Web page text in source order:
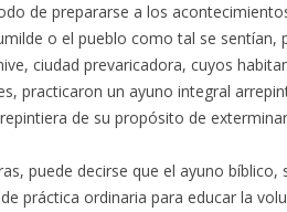
de prepararse a los
o el pueblo como tal se sentían,
ciudad prevaricadora, cuyos
practicaron un ayuno integral
de su propósito de
puede decirse que el ayuno
práctica ordinaria para educar la